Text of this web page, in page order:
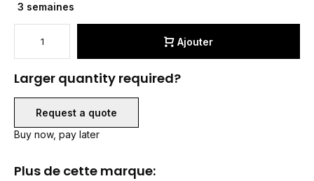
3 semaines
Ajouter
Larger quantity required?
Request a quote
Buy now, pay later
Plus de cette marque: